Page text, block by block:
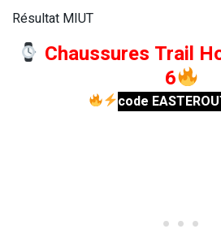
Résultat MIUT
Chaussures Trail
6
code